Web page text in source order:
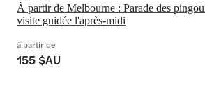
À partir de Melbourne : Parade des
visite guidée l'après-midi
à partir de
155 $AU